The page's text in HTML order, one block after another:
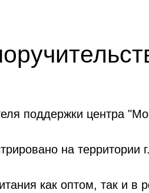
поддержки центра
на территории
как оптом, так и